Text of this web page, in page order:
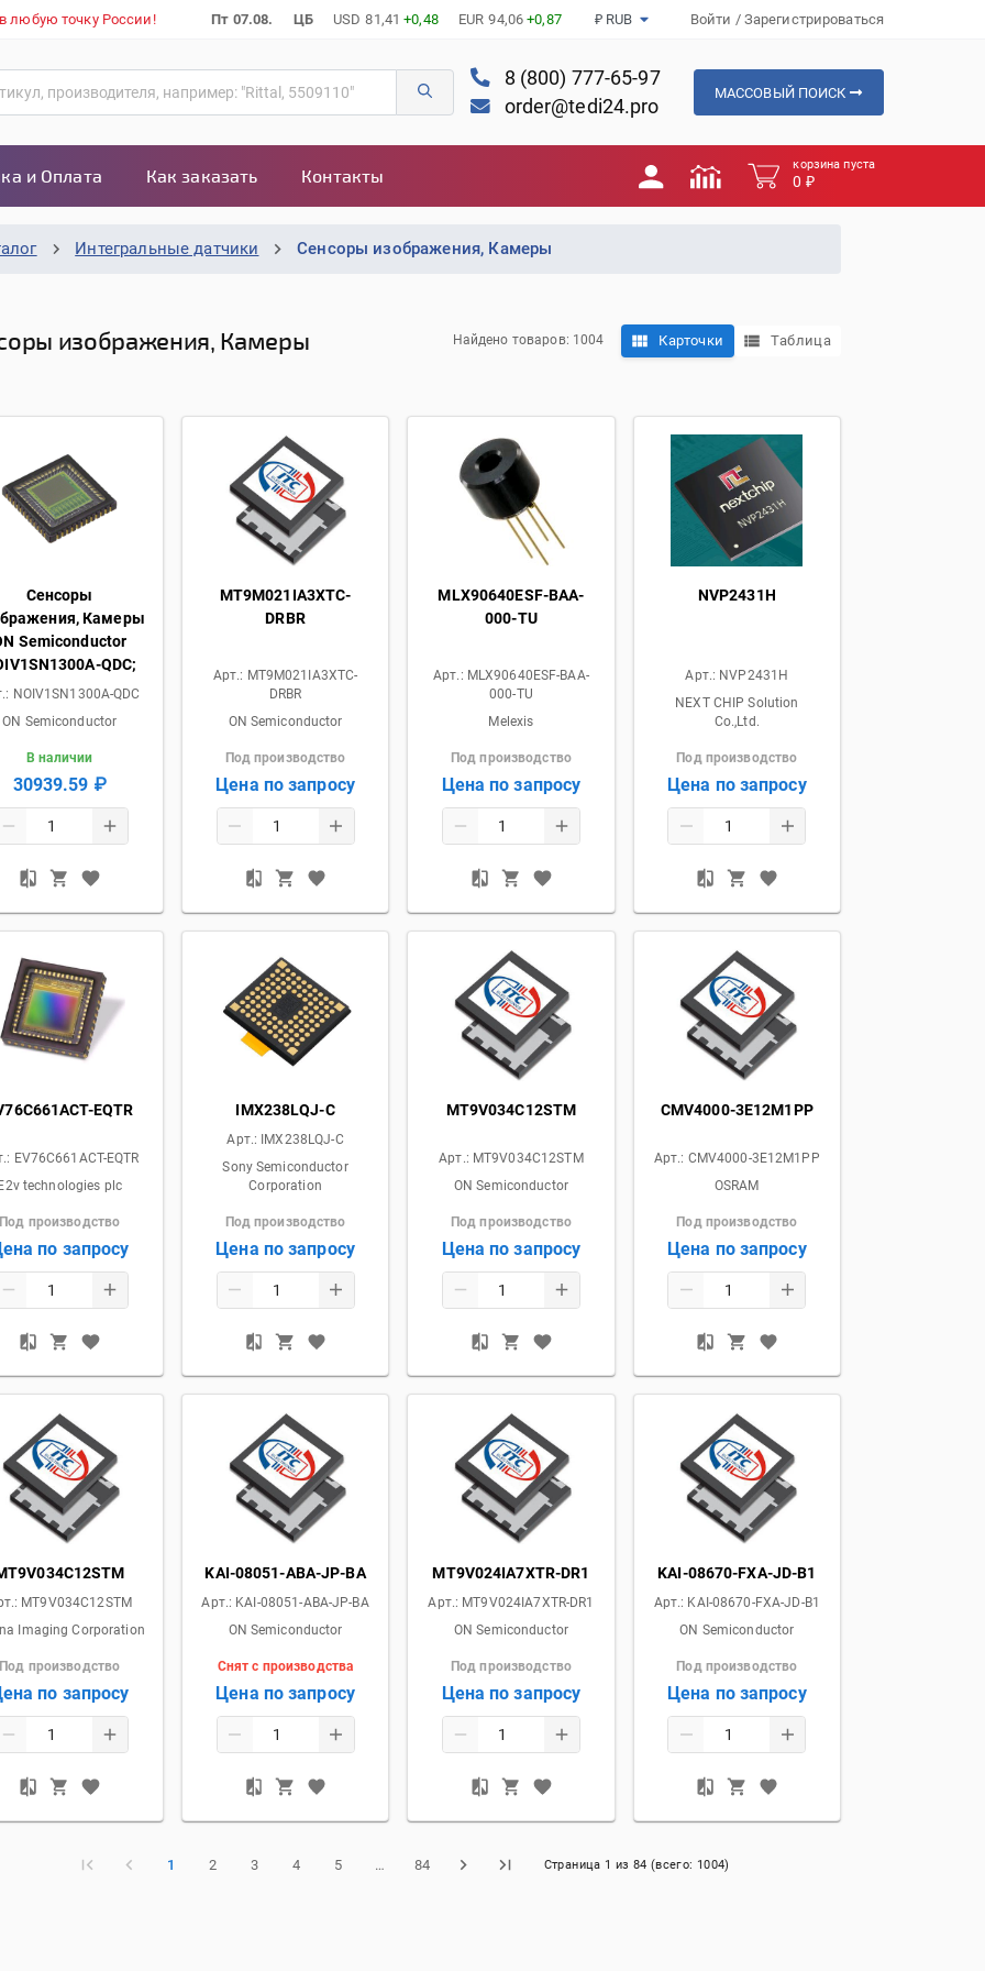
любую точку России! Пт 07.08. ЦБ USD 81,41 +0,48 EUR 94,06 +0,87 ₽ RUB Войти / Зарегистрироваться
8 (800) 777-65-97
order@tedi24.pro
МАССОВЫЙ ПОИСК
и Оплата Как заказать Контакты
корзина пуста
0 ₽
Интегральные датчики Сенсоры изображения, Камеры
изображения, Камеры Найдено товаров: 1004 Карточки Таблица
Сенсоры
Камеры
Semiconductor
QDC;
NOIV1SN1300A-QDC
ON Semiconductor
В наличии
30939.59 ₽
MT9M021IA3XTC-
DRBR
Арт.: MT9M021IA3XTC-
DRBR
ON Semiconductor
Под производство
Цена по запросу
MLX90640ESF-BAA-
000-TU
Арт.: MLX90640ESF-BAA-
000-TU
Melexis
Под производство
Цена по запросу
NVP2431H
Арт.: NVP2431H
NEXT CHIP Solution
Co.,Ltd.
Под производство
Цена по запросу
EQTR
EV76C661ACT-EQTR
technologies plc
Под производство
по запросу
IMX238LQJ-C
Арт.: IMX238LQJ-C
Sony Semiconductor
Corporation
Под производство
Цена по запросу
MT9V034C12STM
Арт.: MT9V034C12STM
ON Semiconductor
Под производство
Цена по запросу
CMV4000-3E12M1PP
Арт.: CMV4000-3E12M1PP
OSRAM
Под производство
Цена по запросу
MT9V034C12STM
Imaging Corporation
Под производство
по запросу
KAI-08051-ABA-JP-BA
Арт.: KAI-08051-ABA-JP-BA
ON Semiconductor
Снят с производства
Цена по запросу
MT9V024IA7XTR-DR1
Арт.: MT9V024IA7XTR-DR1
ON Semiconductor
Под производство
Цена по запросу
KAI-08670-FXA-JD-B1
Арт.: KAI-08670-FXA-JD-B1
ON Semiconductor
Под производство
Цена по запросу
1 2 3 4 5 … 84 Страница 1 из 84 (всего: 1004)